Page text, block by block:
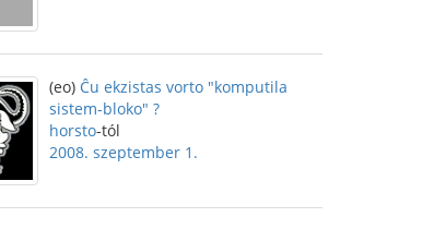
(eo) Ĉu ekzistas vorto "komputila
sistem-bloko" ?
horsto-tól
2008. szeptember 1.